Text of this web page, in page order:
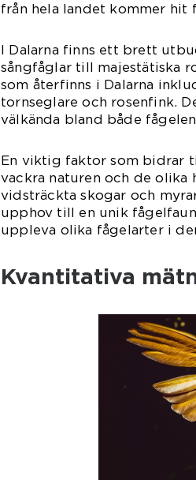
från hela landet kommer hit
I Dalarna finns ett brett
sångfåglar till majestätiska
som återfinns i Dalarna
tornseglare och rosenfink.
välkända bland både
En viktig faktor som bidrar
vackra naturen och de olika
vidsträckta skogar och
upphov till en unik
uppleva olika fågelarter i
Kvantitativa